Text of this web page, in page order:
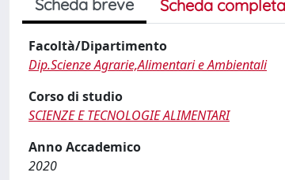
Scheda breve Scheda completa
Facoltà/Dipartimento
Dip.Scienze Agrarie,Alimentari e Ambientali
Corso di studio
SCIENZE E TECNOLOGIE ALIMENTARI
Anno Accademico
2020